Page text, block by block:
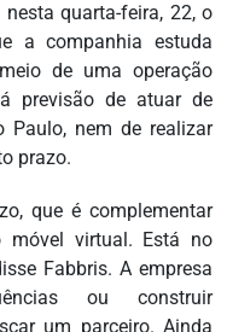
quarta-feira, 22, o
a companhia estuda
de uma operação
previsão de atuar de
Paulo, nem de realizar
prazo.
que é complementar
móvel virtual. Está no
Fabbris. A empresa
ou construir
um parceiro. Ainda